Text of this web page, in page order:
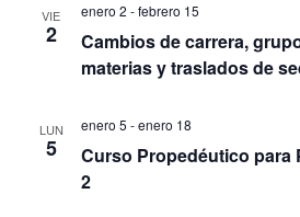
VIE
2
Cambios de carrera,
materias y traslados de
enero 2 -febrero 15
LUN
5
Curso Propedéutico para
2
enero 5 -enero 18